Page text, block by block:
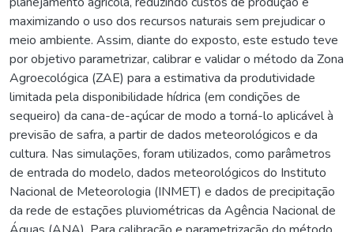
maximizando o uso dos recursos naturais sem prejudicar o
meio ambiente. Assim, diante do exposto, este estudo teve
por objetivo parametrizar, calibrar e validar o método da Zona
Agroecológica (ZAE) para a estimativa da produtividade
limitada pela disponibilidade hídrica (em condições de
sequeiro) da cana-de-açúcar de modo a torná-lo aplicável à
previsão de safra, a partir de dados meteorológicos e da
cultura. Nas simulações, foram utilizados, como parâmetros
de entrada do modelo, dados meteorológicos do Instituto
Nacional de Meteorologia (INMET) e dados de precipitação
da rede de estações pluviométricas da Agência Nacional de